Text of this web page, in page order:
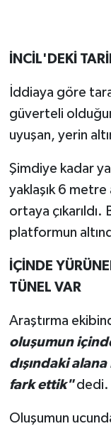
İNCİL'DEKİ
İddiaya göre
güverteli
uyuşan, yerin
Şimdiye kadar
yaklaşık 6 metre
ortaya
platformun
İÇİNDE
TÜNEL VAR
Araştırma
oluşumun
dışındaki
fark ettik"dedi.
Oluşumun